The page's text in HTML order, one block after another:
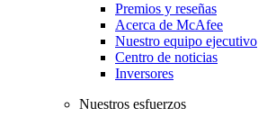
Premios y reseñas
Acerca de McAfee
Nuestro equipo ejecutivo
Centro de noticias
Inversores
Nuestros esfuerzos